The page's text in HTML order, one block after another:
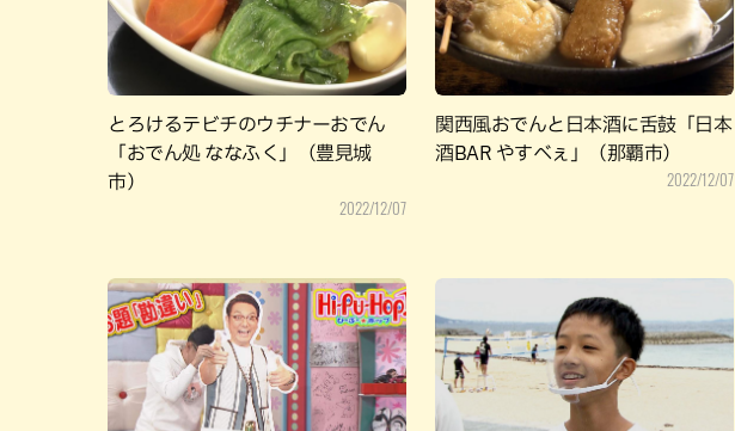
とろけるテビチのウチナーおでん
「おでん処 ななふく」（豊見城
市）
2022/12/07
関西風おでんと日本酒に舌鼓「日本
酒BAR やすべぇ」（那覇市）
2022/12/07